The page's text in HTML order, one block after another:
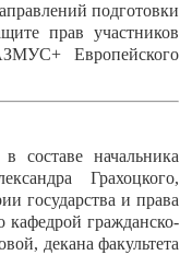
подготовки
прав участников
Европейского
начальника
Грахоцкого,
государства и права
гражданско-
декана факультета